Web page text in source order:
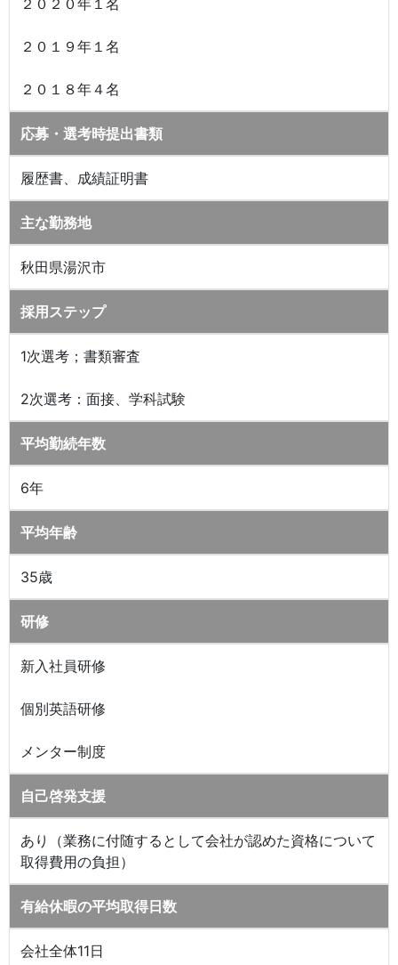
２０２０年１名
２０１９年１名
２０１８年４名
応募・選考時提出書類
履歴書、成績証明書
主な勤務地
秋田県湯沢市
採用ステップ
1次選考；書類審査
2次選考：面接、学科試験
平均勤続年数
6年
平均年齢
35歳
研修
新入社員研修
個別英語研修
メンター制度
自己啓発支援
あり（業務に付随するとして会社が認めた資格について
取得費用の負担）
有給休暇の平均取得日数
会社全体11日